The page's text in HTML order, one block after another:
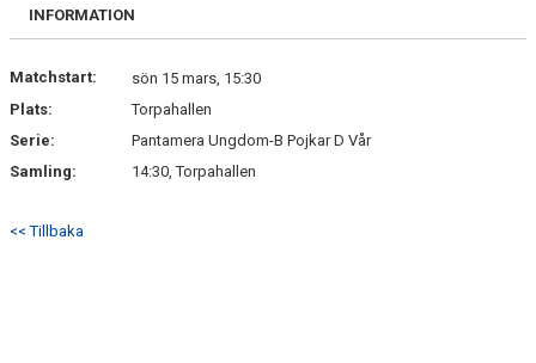
BILDGALLERI
KONTAKT
INFORMATION
Matchstart:
sön 15 mars, 15:30
Plats:
Torpahallen
Serie:
Pantamera Ungdom-B Pojkar D Vår
Samling:
14:30, Torpahallen
<< Tillbaka